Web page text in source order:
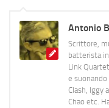
Antonio
Scrittore,
batterista
Link
e
Clash, Iggy
Chao etc.